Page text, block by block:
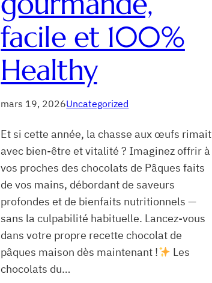
facile et 100%
Healthy
mars 19, 2026Uncategorized
Et si cette année, la chasse aux œufs rimait
avec bien-être et vitalité ? Imaginez offrir à
vos proches des chocolats de Pâques faits
de vos mains, débordant de saveurs
profondes et de bienfaits nutritionnels —
sans la culpabilité habituelle. Lancez-vous
dans votre propre recette chocolat de
pâques maison dès maintenant !
Les
chocolats du…